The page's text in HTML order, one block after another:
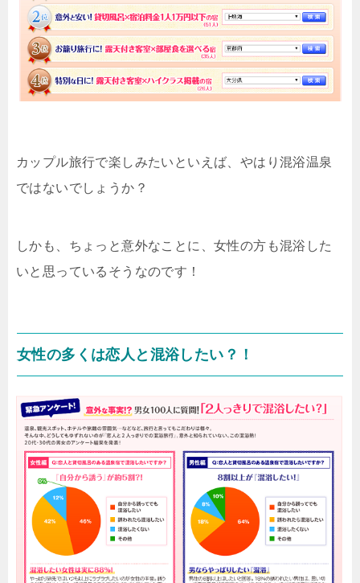
カップル旅行で楽しみたいといえば、やはり混浴温泉
ではないでしょうか？
しかも、ちょっと意外なことに、女性の方も混浴した
いと思っているそうなのです！
女性の多くは恋人と混浴したい？！